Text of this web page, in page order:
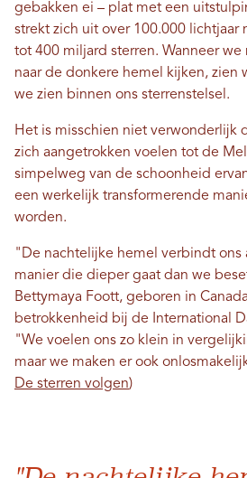
gebakken ei – plat met een
strekt zich uit over 100.000 lichtjaar
tot 400 miljard sterren. Wanneer
naar de donkere hemel kijken, zien
we zien binnen ons sterrenstelsel.
Het is misschien niet verwonderlijk
zich aangetrokken voelen tot de
simpelweg van de schoonheid
een werkelijk transformerende
worden.
"De nachtelijke hemel verbindt ons
manier die dieper gaat dan we
Bettymaya Foott, geboren in
betrokkenheid bij de International
"We voelen ons zo klein in
maar we maken er ook
De sterren volgen)